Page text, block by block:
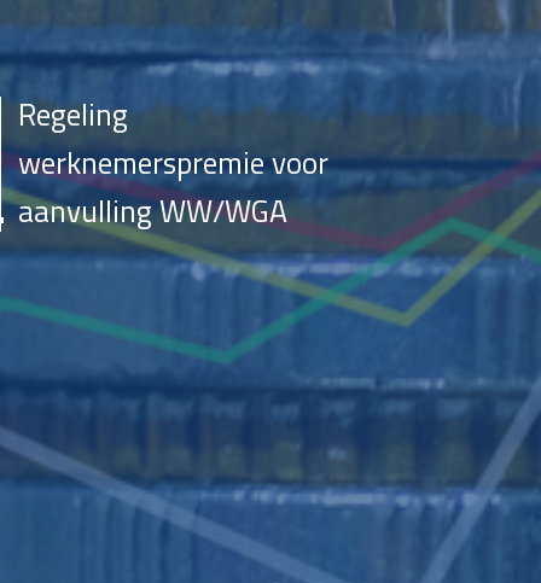
Regeling
werknemerspremie voor
aanvulling WW/WGA